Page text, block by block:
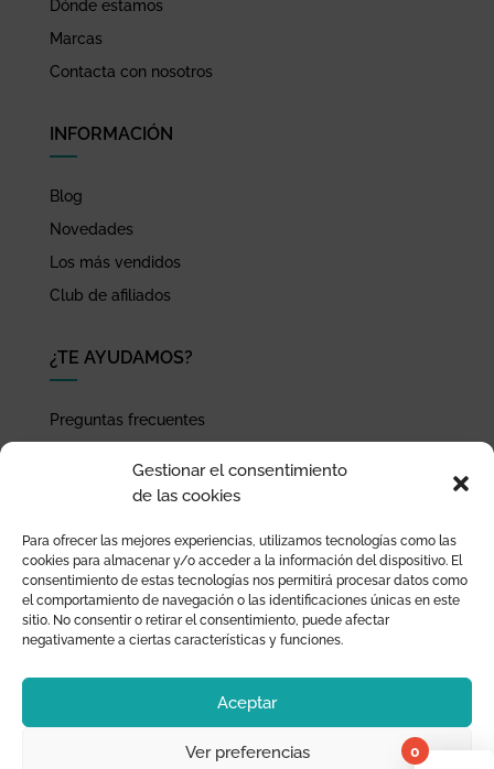
Gestionar el consentimiento
de las cookies
Para ofrecer las mejores experiencias, utilizamos tecnologías como las
cookies para almacenar y/o acceder a la información del dispositivo. El
consentimiento de estas tecnologías nos permitirá procesar datos como
el comportamiento de navegación o las identificaciones únicas en este
sitio. No consentir o retirar el consentimiento, puede afectar
negativamente a ciertas características y funciones.
Aceptar
Ver preferencias
Dónde estamos
Marcas
Contacta con nosotros
INFORMACIÓN
Blog
Novedades
Los más vendidos
Club de afiliados
¿TE AYUDAMOS?
Preguntas frecuentes
Pago seguro
Devoluciones y garantía
0